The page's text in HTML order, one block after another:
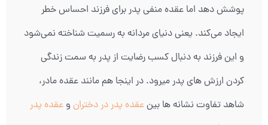
پوشش دهد اما عقده منفی پدر برای فرزند احساس خطر
ایجاد می‌کند. یعنی دنیای مردانه به رسمیت شناخته نمی‌شود
و این فرزند به دنبال کسب رضایت از پدر به سمت زندگی
کردن ارزش های پدر میرود. در اینجا هم مانند عقده مادر،
شاهد تفاوت نشانه ها بینعقده پدر در دختران و عقده پدر